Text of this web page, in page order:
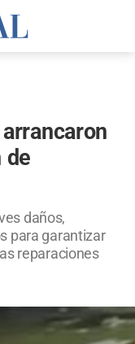
de
daños,
para garantizar
reparaciones